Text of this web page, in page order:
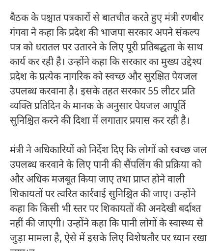
बैठक के पश्चात पत्रकारों से बातचीत करते हुए मंत्री रणबीर
गंगवा ने कहा कि प्रदेश की भाजपा सरकार अपने संकल्प
पत्र को धरातल पर उतारने के लिए पूरी प्रतिबद्धता के साथ
कार्य कर रही है। उन्होंने कहा कि सरकार का मुख्य उद्देश्य
प्रदेश के प्रत्येक नागरिक को स्वच्छ और सुरक्षित पेयजल
उपलब्ध करवाना है। इसके तहत सरकार 55 लीटर प्रति
व्यक्ति प्रतिदिन के मानक के अनुसार पेयजल आपूर्ति
सुनिश्चित करने की दिशा में लगातार प्रयास कर रही है।
मंत्री ने अधिकारियों को निर्देश दिए कि लोगों को स्वच्छ जल
उपलब्ध करवाने के लिए पानी की सैंपलिंग की प्रक्रिया को
और अधिक मजबूत किया जाए तथा प्राप्त होने वाली
शिकायतों पर त्वरित कार्रवाई सुनिश्चित की जाए। उन्होंने
कहा कि किसी भी स्तर पर शिकायतों की अनदेखी बर्दाश्त
नहीं की जाएगी। उन्होंने कहा कि पानी लोगों के स्वास्थ्य से
जुड़ा मामला है, ऐसे में इसके लिए विशेषतौर पर ध्यान रखा